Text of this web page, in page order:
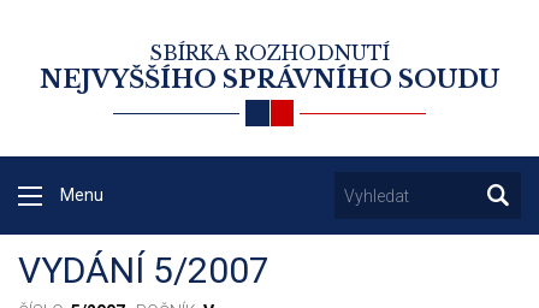
SBÍRKA ROZHODNUTÍ
NEJVYŠŠÍHO SPRÁVNÍHO SOUDU
Menu
VYDÁNÍ 5/2007